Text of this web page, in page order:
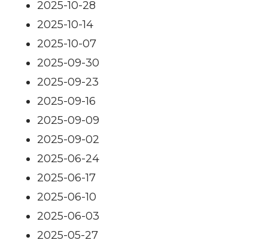
2025-10-28
2025-10-14
2025-10-07
2025-09-30
2025-09-23
2025-09-16
2025-09-09
2025-09-02
2025-06-24
2025-06-17
2025-06-10
2025-06-03
2025-05-27